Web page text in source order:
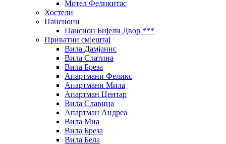
Мотел Феликитас
Хостели
Пансиони
Пансион Бијели Двор ***
Приватни смјештај
Вила Дамјанис
Вила Слатина
Вила Бреза
Апартмани Феликс
Апартмани Мила
Апартман Центар
Вила Славица
Апартман Андреа
Вила Миа
Вила Бреза
Вила Бела